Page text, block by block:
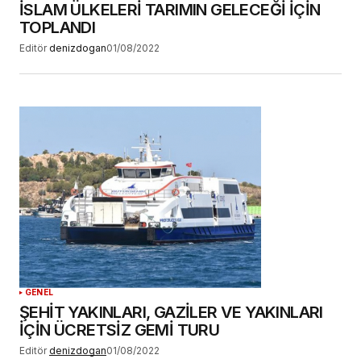
İSLAM ÜLKELERİ TARIMIN GELECEĞİ İÇİN
TOPLANDI
Editör denizdogan01/08/2022
GENEL
ŞEHİT YAKINLARI, GAZİLER VE YAKINLARI
İÇİN ÜCRETSİZ GEMİ TURU
Editör denizdogan01/08/2022